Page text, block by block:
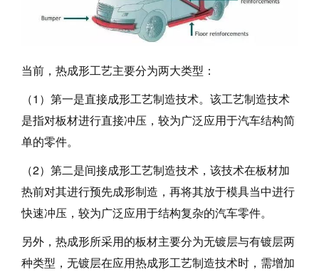
当前，热成形工艺主要分为两大类型：
（1）第一是直接成形工艺制造技术。该工艺制造技术
是指对板材进行直接冲压，较为广泛应用于汽车结构简
单的零件。
（2）第二是间接成形工艺制造技术，该技术在板材加
热前对其进行预先成形制造，再将其放于模具当中进行
快速冲压，较为广泛应用于结构复杂的汽车零件。
另外，热成形所采用的板材主要分为无镀层与有镀层两
种类型，无镀层在应用热成形工艺制造技术时，需增加